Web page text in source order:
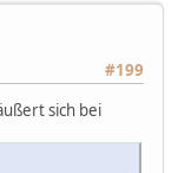
#199
sich bei